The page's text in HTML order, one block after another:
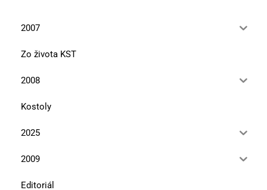
2007
Zo života KST
2008
Kostoly
2025
2009
Editoriál